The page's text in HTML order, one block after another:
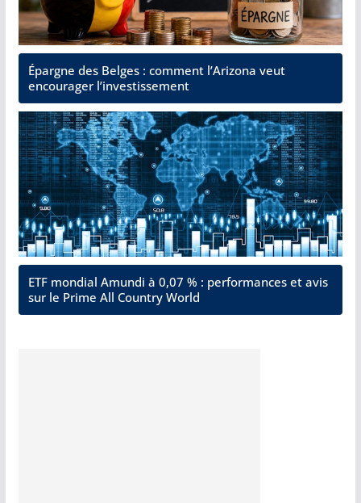
Épargne des Belges : comment l’Arizona veut
encourager l’investissement
ETF mondial Amundi à 0,07 % : performances et avis
sur le Prime All Country World